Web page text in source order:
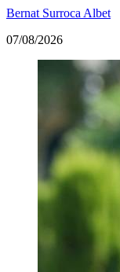
Bernat Surroca Albet
07/08/2026